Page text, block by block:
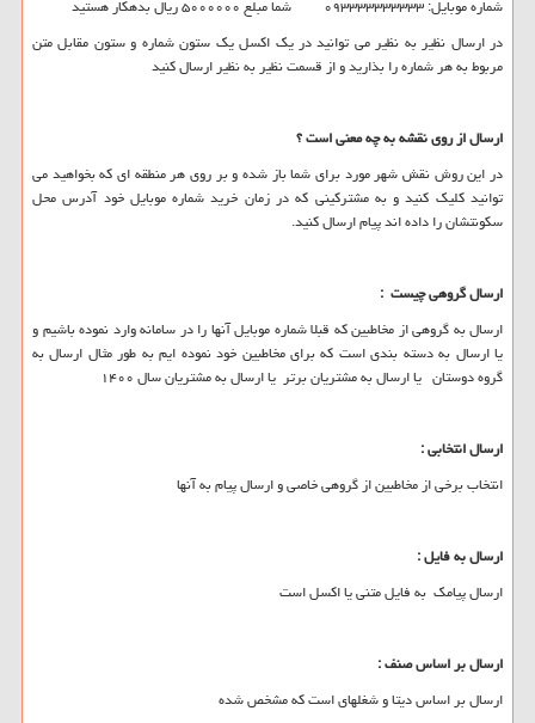
شماره موبایل: ۰۹۳۳۳۳۳۳۳۳۳۳ شما مبلع ۵۰۰۰۰۰۰ ریال بدهکار هستید
در ارسال نظیر به نظیر می توانید در یک اکسل یک ستون شماره و ستون مقابل متن
مربوط به هر شماره را بذارید و از قسمت نظیر به نظیر ارسال کنید
ارسال از روی نقشه به چه معنی است ؟
در این روش نقش شهر مورد برای شما باز شده و بر روی هر منطقه ای که بخواهید می
توانید کلیک کنید و به مشترکینی که در زمان خرید شماره موبایل خود آدرس محل
سکونتشان را داده اند پیام ارسال کنید.
ارسال گروهی چیست :
ارسال به گروهی از مخاطبین که قبلا شماره موبایل آنها را در سامانه وارد نموده باشیم و
یا ارسال به دسته بندی است که برای مخاطبین خود نموده ایم به طور مثال ارسال به
گروه دوستان یا ارسال به مشتریان برتر یا ارسال به مشتریان سال ۱۴۰۰
ارسال انتخابی:
انتخاب برخی از مخاطبین از گروهی خاصی و ارسال پیام به آنها
ارسال به فایل:
ارسال پیامک به فایل متنی یا اکسل است
ارسال بر اساس صنف:
ارسال بر اساس دیتا و شغلهای است که مشخص شده